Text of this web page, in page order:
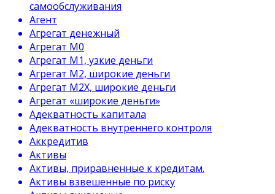
самообслуживания
Агент
Агрегат денежный
Агрегат М0
Агрегат М1, узкие деньги
Агрегат М2, широкие деньги
Агрегат М2Х, широкие деньги
Агрегат «широкие деньги»
Адекватность капитала
Адекватность внутреннего контроля
Аккредитив
Активы
Активы, приравненные к кредитам.
Активы взвешенные по риску